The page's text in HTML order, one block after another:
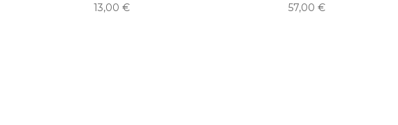
13,00€ 57,00€